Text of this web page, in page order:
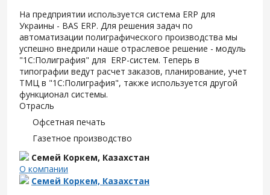
На предприятии используется система ERP для
Украины - BAS ERP. Для решения задач по
автоматизации полиграфического производства мы
успешно внедрили наше отраслевое решение - модуль
"1С:Полиграфия" для ERP-систем. Теперь в
типографии ведут расчет заказов, планирование, учет
ТМЦ в "1С:Полиграфия", также используется другой
функционал системы.
Отрасль
Офсетная печать
Газетное производство
Семей Коркем, Казахстан
О компании
Семей Коркем, Казахстан